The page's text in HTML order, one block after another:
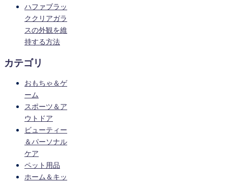
ハファブラッ
ククリアガラ
スの外観を維
持する方法
カテゴリ
おもちゃ＆ゲ
ーム
スポーツ＆ア
ウトドア
ビューティー
＆パーソナル
ケア
ペット用品
ホーム＆キッ